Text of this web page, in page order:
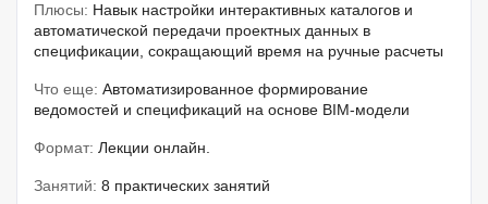
Плюсы: Навык настройки интерактивных каталогов и
автоматической передачи проектных данных в
спецификации, сокращающий время на ручные расчеты
Что еще: Автоматизированное формирование
ведомостей и спецификаций на основе BIM-модели
Формат: Лекции онлайн.
Занятий: 8 практических занятий